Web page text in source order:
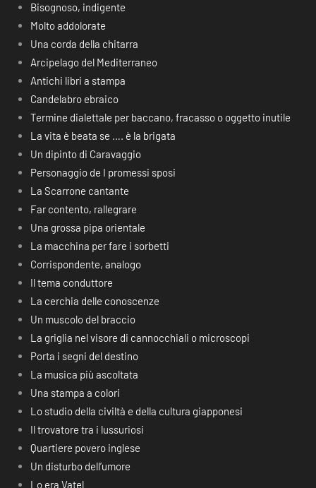
Bisognoso, indigente
Molto addolorate
Una corda della chitarra
Arcipelago del Mediterraneo
Antichi libri a stampa
Candelabro ebraico
Termine dialettale per baccano, fracasso o oggetto inutile
La vita è beata se …. è la brigata
Un dipinto di Caravaggio
Personaggio de I promessi sposi
La Scarrone cantante
Far contento, rallegrare
Una grossa pipa orientale
La macchina per fare i sorbetti
Corrispondente, analogo
Il tema conduttore
La cerchia delle conoscenze
Un muscolo del braccio
La griglia nel visore di cannocchiali o microscopi
Porta i segni del destino
La musica più ascoltata
Una stampa a colori
Lo studio della civiltà e della cultura giapponesi
Il trovatore tra i lussuriosi
Quartiere povero inglese
Un disturbo dell’umore
Lo era Vatel